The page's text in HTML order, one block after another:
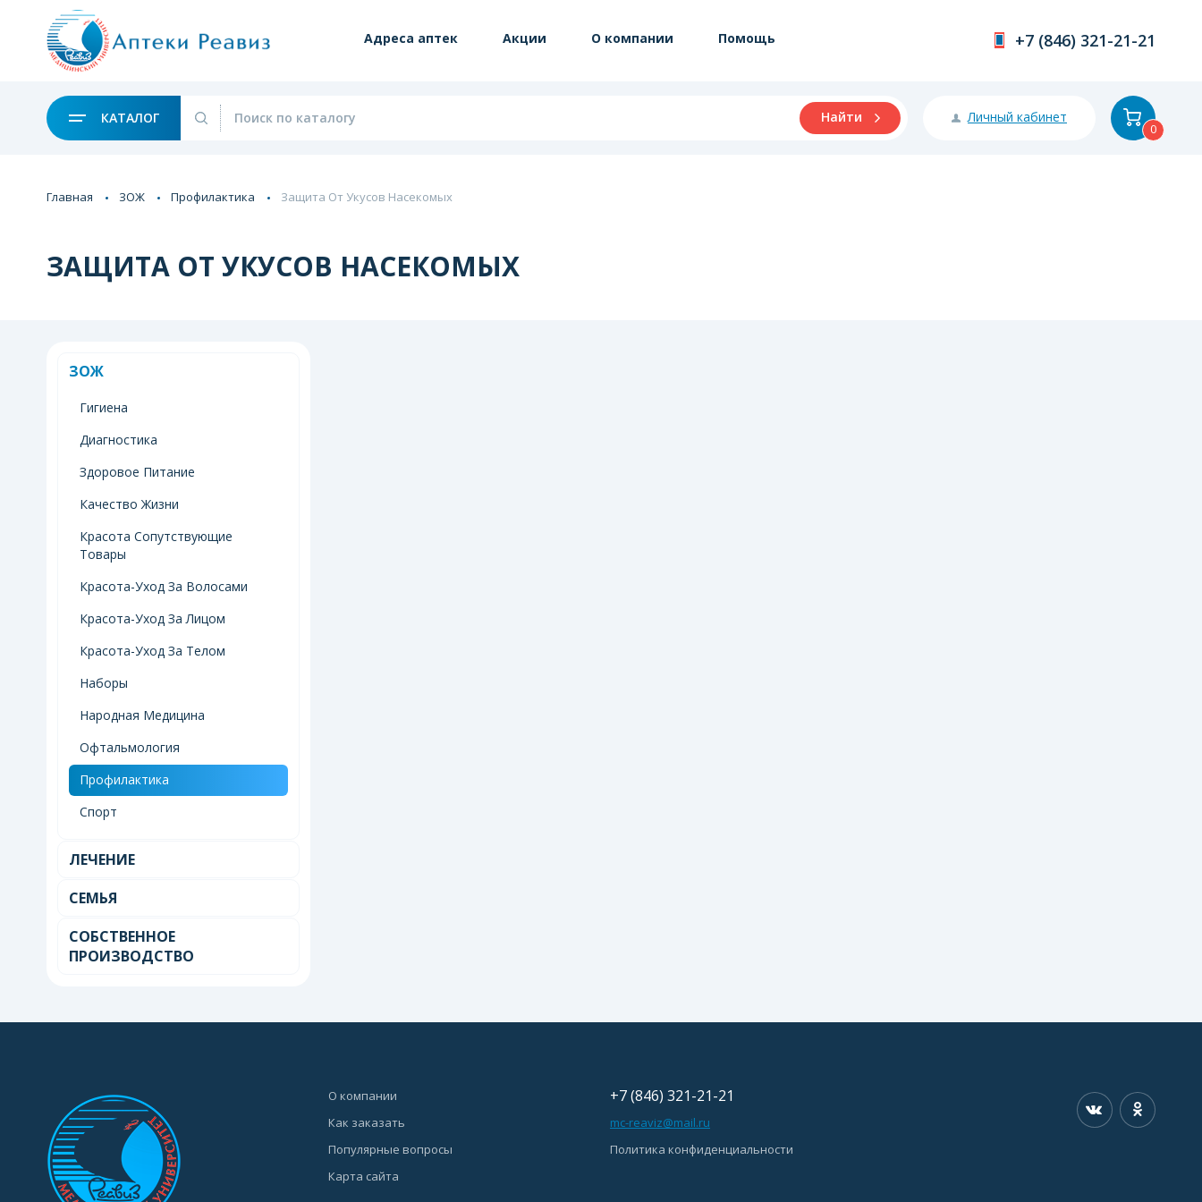
Адреса аптек Акции О компании Помощь +7 (846) 321-21-21
КАТАЛОГ Найти Личный кабинет
0
Главная ЗОЖ Профилактика Защита От Укусов Насекомых
ЗАЩИТА ОТ УКУСОВ НАСЕКОМЫХ
ЗОЖ
Гигиена
Диагностика
Здоровое Питание
Качество Жизни
Красота Сопутствующие
Товары
Красота-Уход За Волосами
Красота-Уход За Лицом
Красота-Уход За Телом
Наборы
Народная Медицина
Офтальмология
Профилактика
Спорт
ЛЕЧЕНИЕ
СЕМЬЯ
СОБСТВЕННОЕ
ПРОИЗВОДСТВО
О компании
Как заказать
Популярные вопросы
Карта сайта
+7 (846) 321-21-21
mc-reaviz@mail.ru
Политика конфиденциальности